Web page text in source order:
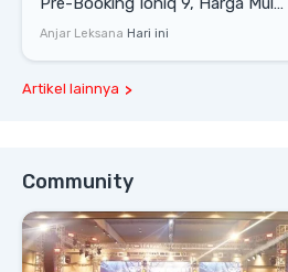
Rp1,49 Miliar
Anjar Leksana Hari ini
Artikel lainnya
Community